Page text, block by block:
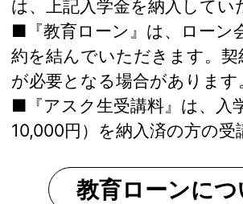
は、上記入学金を納入してい
■『教育ローン』は、ローン
約を結んでいただきます。契
が必要となる場合があります
■『アスク生受講料』は、入
10,000円）を納入済の方の受
教育ローンにつ